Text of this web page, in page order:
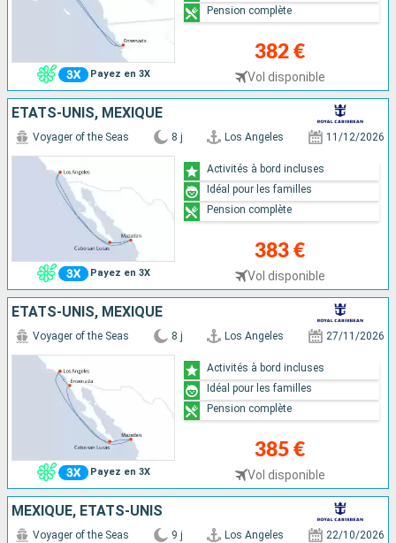
Payez en 3X
382 €
Vol disponible
Pension complète
ÉTATS-UNIS, MEXIQUE
Payez en 3X
Voyager of the Seas 8 j Los Angeles 11/12/2026
383 €
Vol disponible
Activités à bord incluses
Idéal pour les familles
Pension complète
ÉTATS-UNIS, MEXIQUE
Payez en 3X
Voyager of the Seas 8 j Los Angeles 27/11/2026
385 €
Vol disponible
Activités à bord incluses
Idéal pour les familles
Pension complète
MEXIQUE, ÉTATS-UNIS
Voyager of the Seas 9 j Los Angeles 22/10/2026